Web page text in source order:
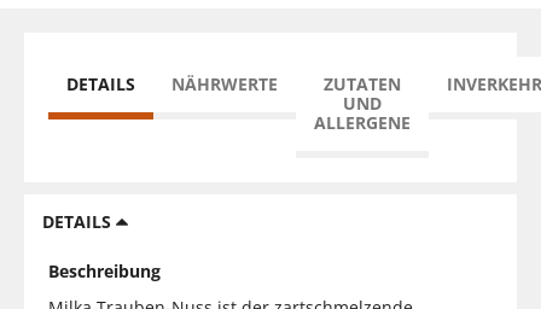
DETAILS NÄHRWERTE
ZUTATEN
UND
ALLERGENE
DETAILS
Beschreibung